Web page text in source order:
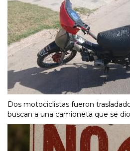
Dos motociclistas fueron
buscan a una camioneta que se